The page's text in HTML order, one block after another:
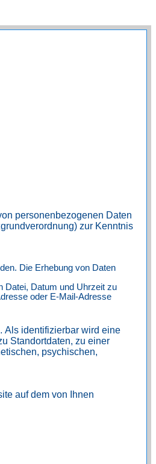
personenbezogenen Daten
zur Kenntnis
Die Erhebung von Daten
Datei, Datum und Uhrzeit zu
oder E-Mail-Adresse
Als identifizierbar wird eine
Standortdaten, zu einer
psychischen,
auf dem von Ihnen